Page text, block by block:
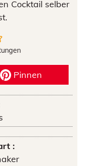
Cocktail selber
Pinnen
: